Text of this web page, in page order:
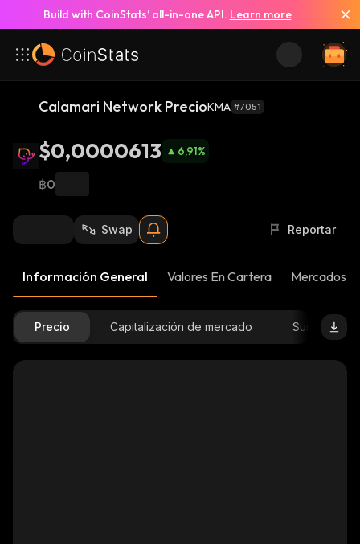
Build with CoinStats’ all-in-one API. Learn more
Calamari Network PrecioKMA #7051
$0,0000613 6,91%
฿0
Swap Reportar
Información General Valores En Cartera Mercados
Precio Capitalización de mercado Suministro